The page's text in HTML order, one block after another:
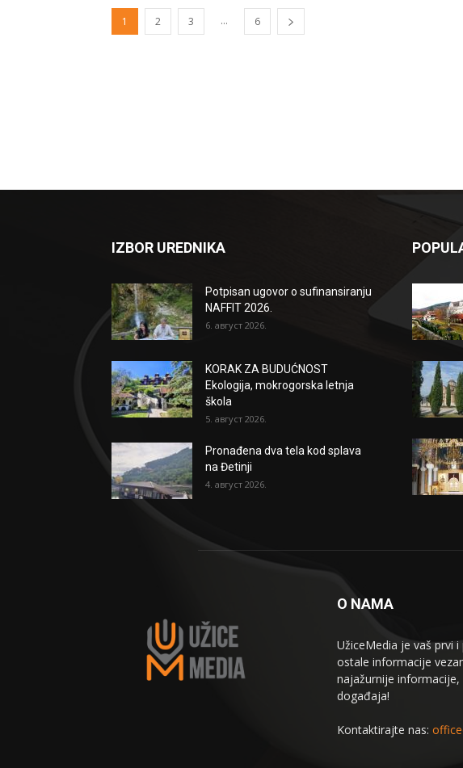
1 2 3 ... 6
IZBOR UREDNIKA
Potpisan ugovor o sufinansiranju
NAFFIT 2026.
6. август 2026.
KORAK ZA BUDUĆNOST
Ekologija, mokrogorska letnja
škola
5. август 2026.
Pronađena dva tela kod splava
na Đetinji
4. август 2026.
O NAMA
UžiceMedia je vaš prvi
ostale informacije
najažurnije
događaja!
Kontaktirajte nas: